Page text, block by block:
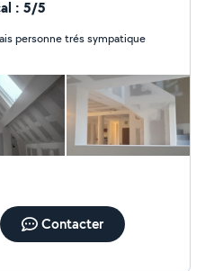
standard. Pour tout
pas à me contacter.
: 5/5
personne trés sympatique
Contacter